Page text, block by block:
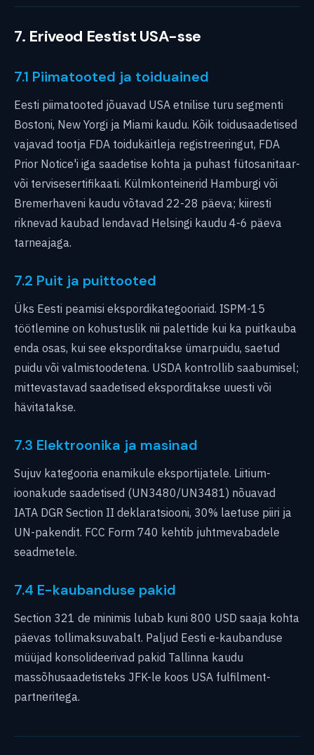
7. Eriveod Eestist USA-sse
7.1 Piimatooted ja toiduained
Eesti piimatooted jõuavad USA etnilise turu segmenti
Bostoni, New Yorgi ja Miami kaudu. Kõik toidusaadetised
vajavad tootja FDA toidukäitleja registreeringut, FDA
Prior Notice'i iga saadetise kohta ja puhast fütosanitaar-
või tervisesertifikaati. Külmkonteinerid Hamburgi või
Bremerhaveni kaudu võtavad 22-28 päeva; kiiresti
riknevad kaubad lendavad Helsingi kaudu 4-6 päeva
tarneajaga.
7.2 Puit ja puittooted
Üks Eesti peamisi ekspordikategooriaid. ISPM-15
töötlemine on kohustuslik nii palettide kui ka puitkauba
enda osas, kui see eksporditakse ümarpuidu, saetud
puidu või valmistoodetena. USDA kontrollib saabumisel;
mittevastavad saadetised eksporditakse uuesti või
hävitatakse.
7.3 Elektroonika ja masinad
Sujuv kategooria enamikule eksportijatele. Liitium-
ioonakude saadetised (UN3480/UN3481) nõuavad
IATA DGR Section II deklaratsiooni, 30% laetuse piiri ja
UN-pakendit. FCC Form 740 kehtib juhtmevabadele
seadmetele.
7.4 E-kaubanduse pakid
Section 321 de minimis lubab kuni 800 USD saaja kohta
päevas tollimaksuvabalt. Paljud Eesti e-kaubanduse
müüjad konsolideerivad pakid Tallinna kaudu
massõhusaadetisteks JFK-le koos USA fulfilment-
partneritega.